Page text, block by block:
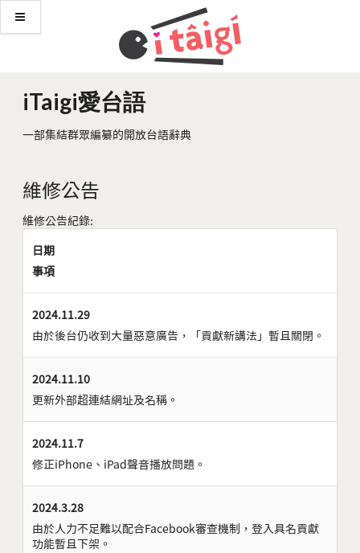
iTaigi愛台語
一部集結群眾編纂的開放台語辭典
維修公告
維修公告紀錄:
日期
事項
2024.11.29
由於後台仍收到大量惡意廣告，「貢獻新講法」暫且關閉。
2024.11.10
更新外部超連結網址及名稱。
2024.11.7
修正iPhone、iPad聲音播放問題。
2024.3.28
由於人力不足難以配合Facebook審查機制，登入具名貢獻
功能暫且下架。